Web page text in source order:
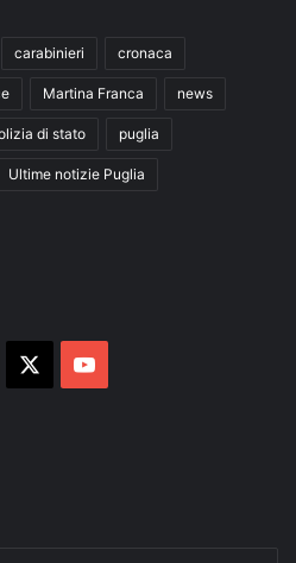
carabinieri cronaca
Martina Franca news
di stato puglia
Ultime notizie Puglia
You